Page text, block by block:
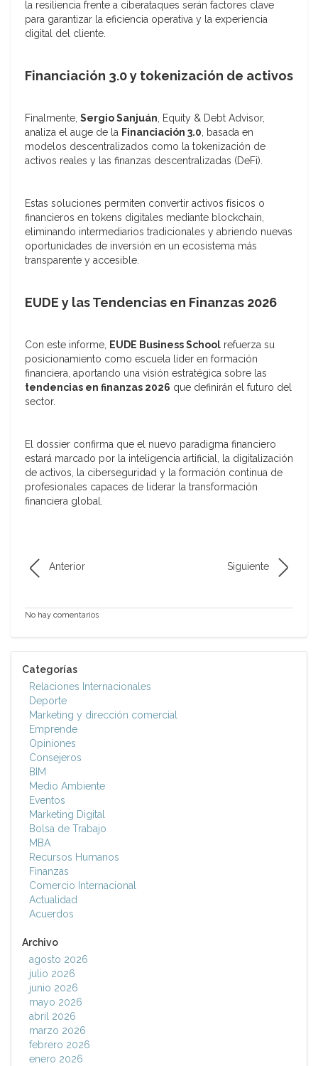
la resiliencia frente a ciberataques serán factores clave
para garantizar la eficiencia operativa y la experiencia
digital del cliente.
Financiación 3.0 y tokenización de activos
Finalmente, Sergio Sanjuán, Equity & Debt Advisor,
analiza el auge de la Financiación 3.0, basada en
modelos descentralizados como la tokenización de
activos reales y las finanzas descentralizadas (DeFi).
Estas soluciones permiten convertir activos físicos o
financieros en tokens digitales mediante blockchain,
eliminando intermediarios tradicionales y abriendo nuevas
oportunidades de inversión en un ecosistema más
transparente y accesible.
EUDE y las Tendencias en Finanzas 2026
Con este informe, EUDE Business School refuerza su
posicionamiento como escuela líder en formación
financiera, aportando una visión estratégica sobre las
tendencias en finanzas 2026 que definirán el futuro del
sector.
El dossier confirma que el nuevo paradigma financiero
estará marcado por la inteligencia artificial, la digitalización
de activos, la ciberseguridad y la formación continua de
profesionales capaces de liderar la transformación
financiera global.
Anterior Siguiente
No hay comentarios
Categorías
Relaciones Internacionales
Deporte
Marketing y dirección comercial
Emprende
Opiniones
Consejeros
BIM
Medio Ambiente
Eventos
Marketing Digital
Bolsa de Trabajo
MBA
Recursos Humanos
Finanzas
Comercio Internacional
Actualidad
Acuerdos
Archivo
agosto 2026
julio 2026
junio 2026
mayo 2026
abril 2026
marzo 2026
febrero 2026
enero 2026